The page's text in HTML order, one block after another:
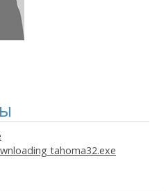
tahoma32.exe